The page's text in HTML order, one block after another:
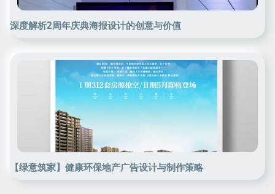
深度解析2周年庆典海报设计的创意与价值
【绿意筑家】健康环保地产广告设计与制作策略